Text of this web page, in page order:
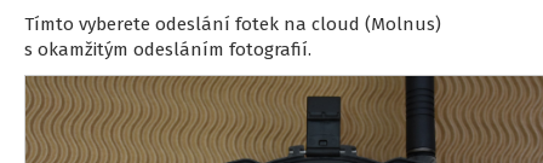
Tímto vyberete odeslání fotek na cloud (Molnus)
s okamžitým odesláním fotografií.